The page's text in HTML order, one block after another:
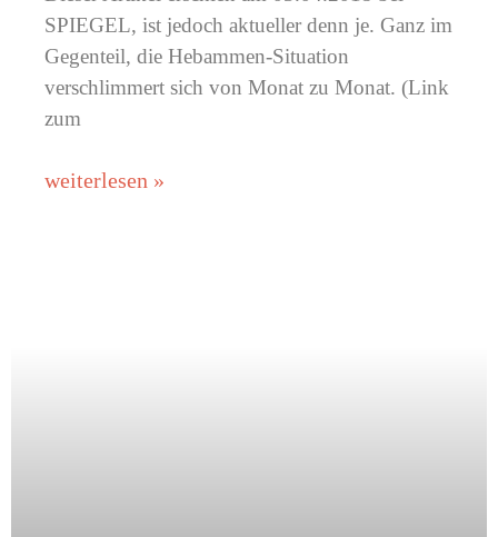
SPIEGEL, ist jedoch aktueller denn je. Ganz im
Gegenteil, die Hebammen-Situation
verschlimmert sich von Monat zu Monat. (Link
zum
weiterlesen »